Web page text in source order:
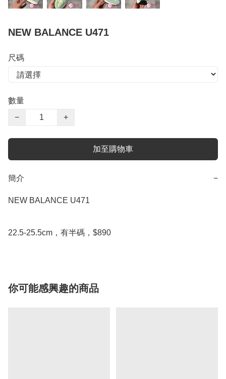
NEW BALANCE U471
尺碼
數量
−
+
加至購物車
簡介 −
NEW BALANCE U471
22.5-25.5cm，有半碼，$890
你可能感興趣的商品